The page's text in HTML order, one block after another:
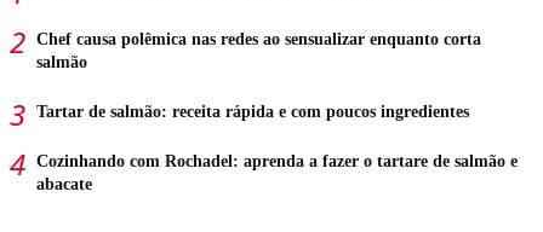
Chef causa polêmica nas redes ao sensualizar enquanto corta
salmão
Tartar de salmão: receita rápida e com poucos ingredientes
Cozinhando com Rochadel: aprenda a fazer o tartare de salmão e
abacate